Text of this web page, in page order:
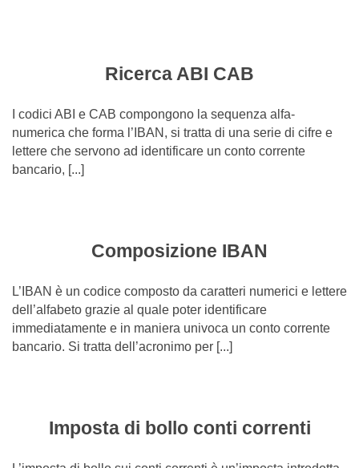
Ricerca ABI CAB
I codici ABI e CAB compongono la sequenza alfa-
numerica che forma l’IBAN, si tratta di una serie di cifre e
lettere che servono ad identificare un conto corrente
bancario, [...]
Composizione IBAN
L’IBAN è un codice composto da caratteri numerici e lettere
dell’alfabeto grazie al quale poter identificare
immediatamente e in maniera univoca un conto corrente
bancario. Si tratta dell’acronimo per [...]
Imposta di bollo conti correnti